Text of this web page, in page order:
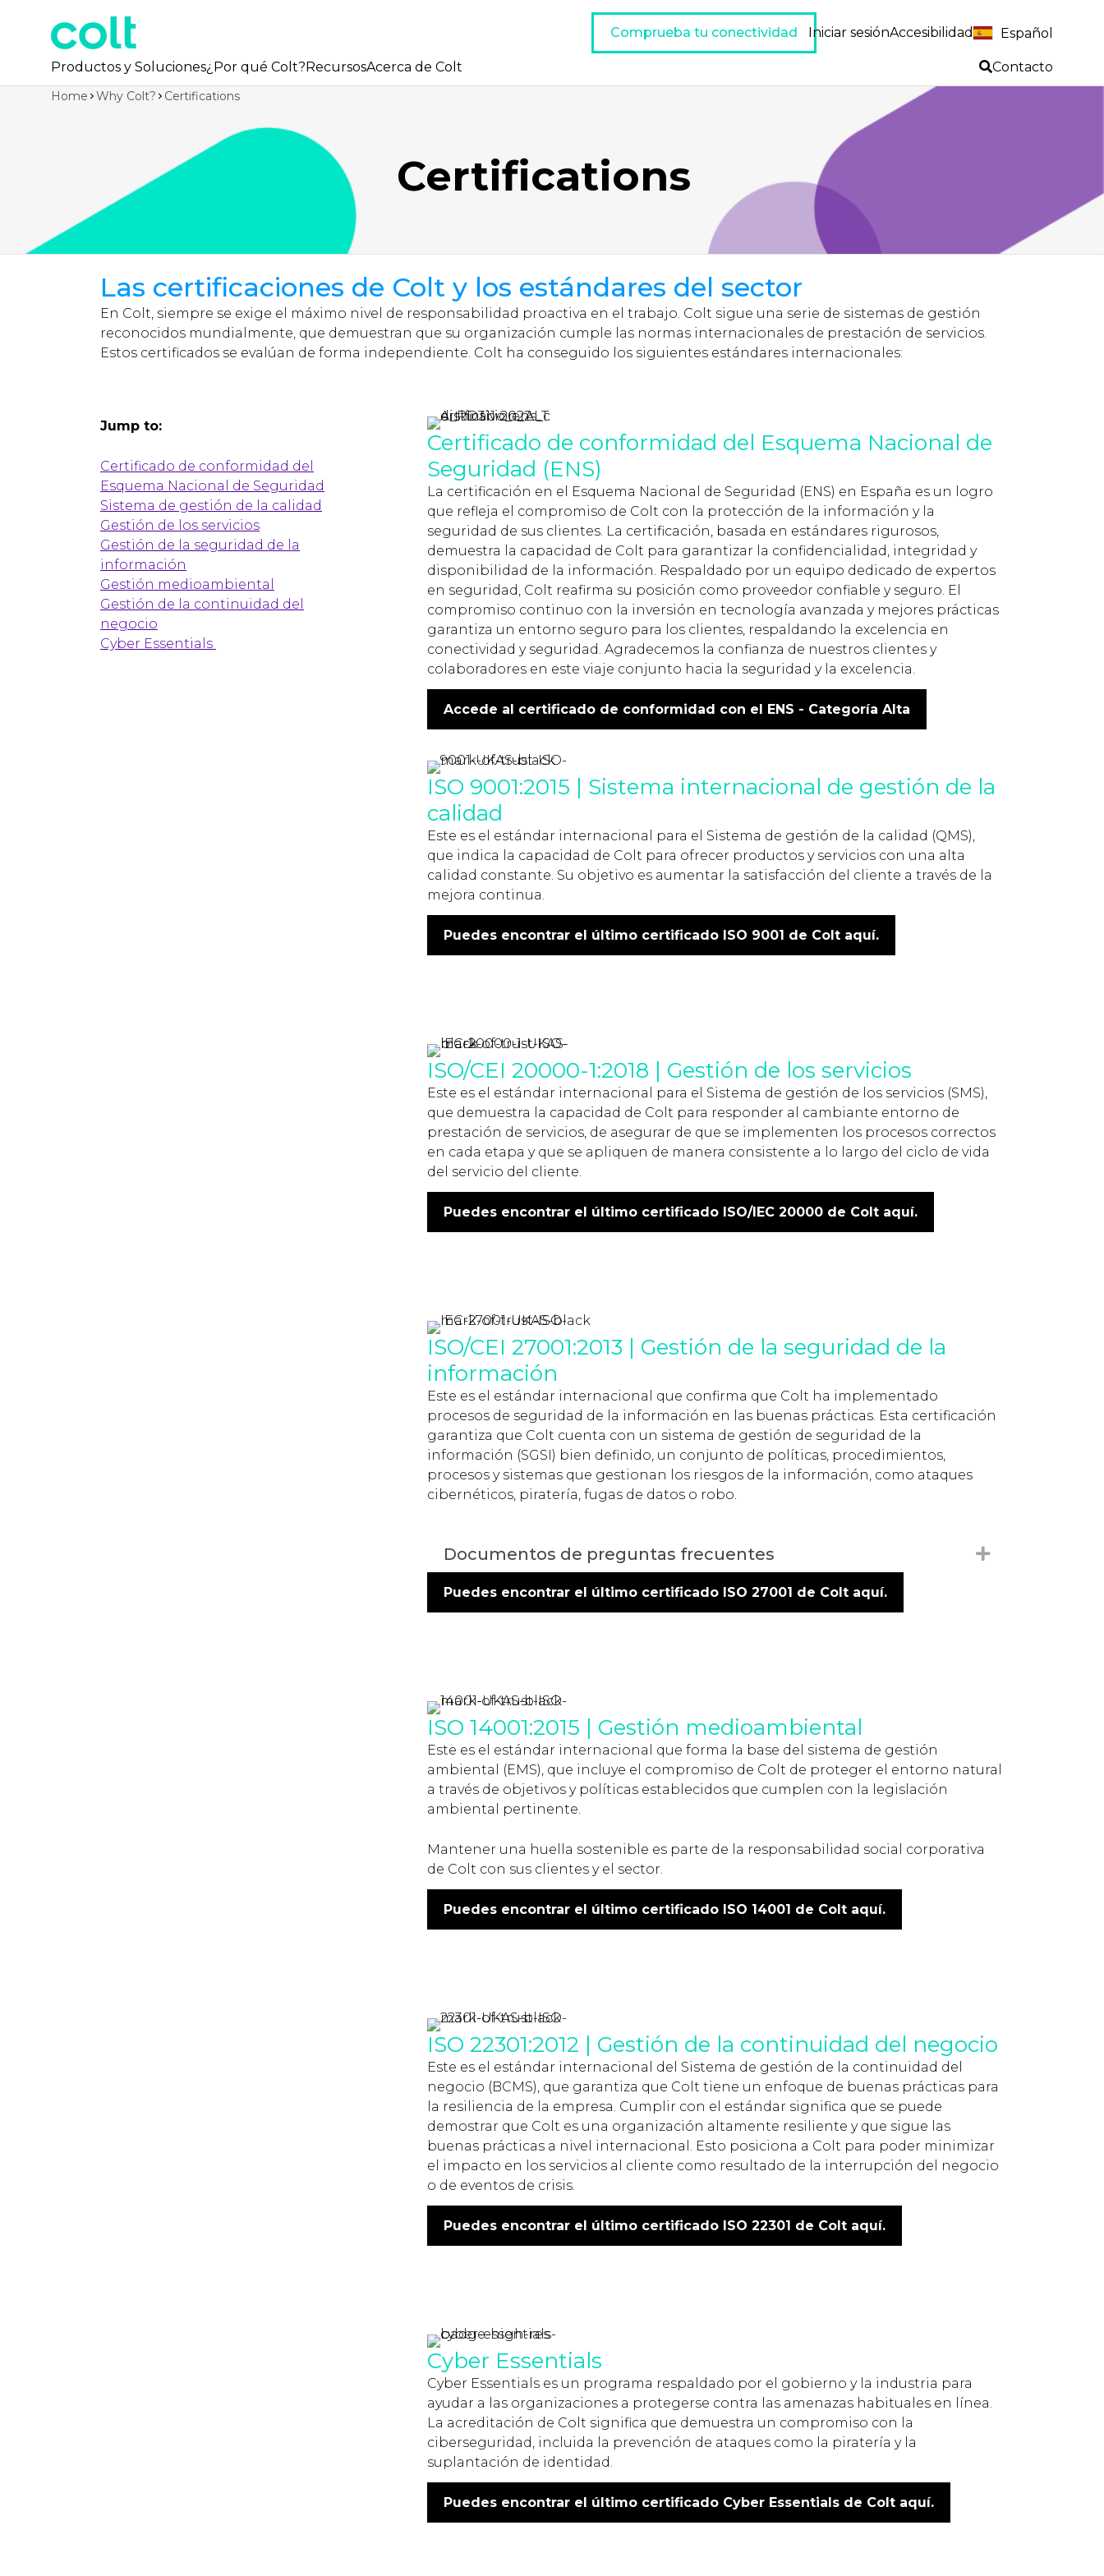
Productos y Soluciones¿Por qué Colt?RecursosAcerca de Colt
Comprueba tu conectividad Iniciar sesiónAccesibilidad Español
Contacto
Certifications
Home Why Colt? Certifications
Las certificaciones de Colt y los estándares del sector
En Colt, siempre se exige el máximo nivel de responsabilidad proactiva en el trabajo. Colt sigue una serie de sistemas de gestión
reconocidos mundialmente, que demuestran que su organización cumple las normas internacionales de prestación de servicios.
Estos certificados se evalúan de forma independiente. Colt ha conseguido los siguientes estándares internacionales:
Jump to:
Certificado de conformidad del
Esquema Nacional de Seguridad
Sistema de gestión de la calidad
Gestión de los servicios
Gestión de la seguridad de la
información
Gestión medioambiental
Gestión de la continuidad del
negocio
Cyber Essentials
Certificado de conformidad del Esquema Nacional de
Seguridad (ENS)
La certificación en el Esquema Nacional de Seguridad (ENS) en España es un logro
que refleja el compromiso de Colt con la protección de la información y la
seguridad de sus clientes. La certificación, basada en estándares rigurosos,
demuestra la capacidad de Colt para garantizar la confidencialidad, integridad y
disponibilidad de la información. Respaldado por un equipo dedicado de expertos
en seguridad, Colt reafirma su posición como proveedor confiable y seguro. El
compromiso continuo con la inversión en tecnología avanzada y mejores prácticas
garantiza un entorno seguro para los clientes, respaldando la excelencia en
conectividad y seguridad. Agradecemos la confianza de nuestros clientes y
colaboradores en este viaje conjunto hacia la seguridad y la excelencia.
Accede al certificado de conformidad con el ENS - Categoría Alta
ISO 9001:2015 | Sistema internacional de gestión de la
calidad
Este es el estándar internacional para el Sistema de gestión de la calidad (QMS),
que indica la capacidad de Colt para ofrecer productos y servicios con una alta
calidad constante. Su objetivo es aumentar la satisfacción del cliente a través de la
mejora continua.
Puedes encontrar el último certificado ISO 9001 de Colt aquí.
ISO/CEI 20000-1:2018 | Gestión de los servicios
Este es el estándar internacional para el Sistema de gestión de los servicios (SMS),
que demuestra la capacidad de Colt para responder al cambiante entorno de
prestación de servicios, de asegurar de que se implementen los procesos correctos
en cada etapa y que se apliquen de manera consistente a lo largo del ciclo de vida
del servicio del cliente.
Puedes encontrar el último certificado ISO/IEC 20000 de Colt aquí.
ISO/CEI 27001:2013 | Gestión de la seguridad de la
información
Este es el estándar internacional que confirma que Colt ha implementado
procesos de seguridad de la información en las buenas prácticas. Esta certificación
garantiza que Colt cuenta con un sistema de gestión de seguridad de la
información (SGSI) bien definido, un conjunto de políticas, procedimientos,
procesos y sistemas que gestionan los riesgos de la información, como ataques
cibernéticos, piratería, fugas de datos o robo.
Documentos de preguntas frecuentes Expand
Puedes encontrar el último certificado ISO 27001 de Colt aquí.
ISO 14001:2015 | Gestión medioambiental
Este es el estándar internacional que forma la base del sistema de gestión
ambiental (EMS), que incluye el compromiso de Colt de proteger el entorno natural
a través de objetivos y políticas establecidos que cumplen con la legislación
ambiental pertinente.
Mantener una huella sostenible es parte de la responsabilidad social corporativa
de Colt con sus clientes y el sector.
Puedes encontrar el último certificado ISO 14001 de Colt aquí.
ISO 22301:2012 | Gestión de la continuidad del negocio
Este es el estándar internacional del Sistema de gestión de la continuidad del
negocio (BCMS), que garantiza que Colt tiene un enfoque de buenas prácticas para
la resiliencia de la empresa. Cumplir con el estándar significa que se puede
demostrar que Colt es una organización altamente resiliente y que sigue las
buenas prácticas a nivel internacional. Esto posiciona a Colt para poder minimizar
el impacto en los servicios al cliente como resultado de la interrupción del negocio
o de eventos de crisis.
Puedes encontrar el último certificado ISO 22301 de Colt aquí.
Cyber Essentials
Cyber Essentials es un programa respaldado por el gobierno y la industria para
ayudar a las organizaciones a protegerse contra las amenazas habituales en línea.
La acreditación de Colt significa que demuestra un compromiso con la
ciberseguridad, incluida la prevención de ataques como la piratería y la
suplantación de identidad.
Puedes encontrar el último certificado Cyber Essentials de Colt aquí.